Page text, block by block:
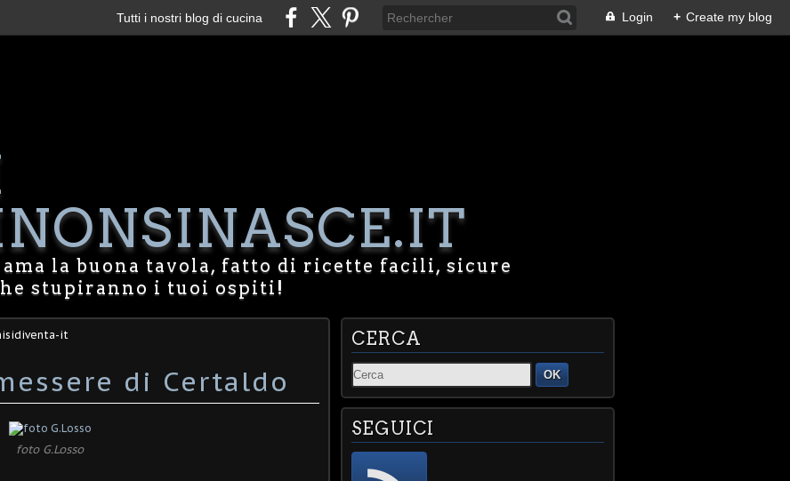
Tutti i nostri blog di cucina Login + Create my blog
la buona tavola, fatto di ricette facili, sicure
stupiranno i tuoi ospiti!
it
di Certaldo
foto G.Losso
CERCA
OK
SEGUICI